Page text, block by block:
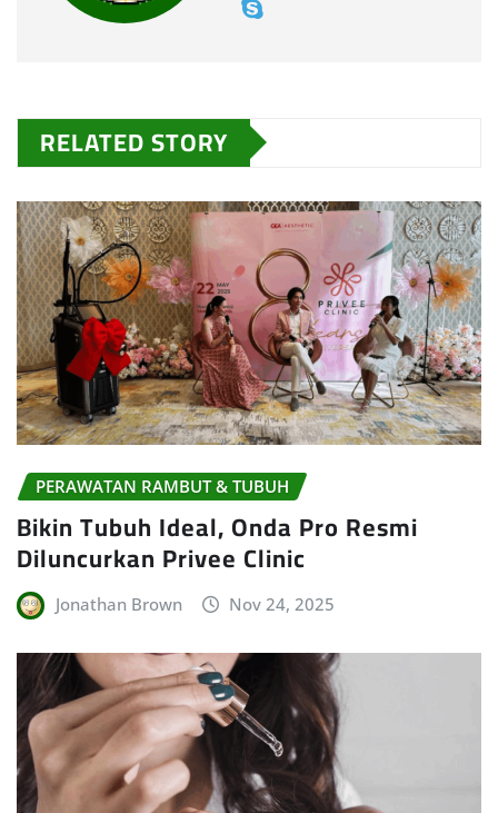
RELATED STORY
PERAWATAN RAMBUT & TUBUH
Bikin Tubuh Ideal, Onda Pro Resmi
Diluncurkan Privee Clinic
Jonathan Brown Nov 24, 2025